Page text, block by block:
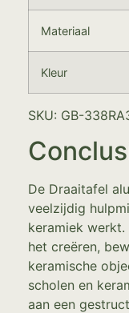
Materiaal
Kleur
SKU: GB-
De Draaitafel
veelzijdig
keramiek
het creëren,
keramische
scholen en
aan een